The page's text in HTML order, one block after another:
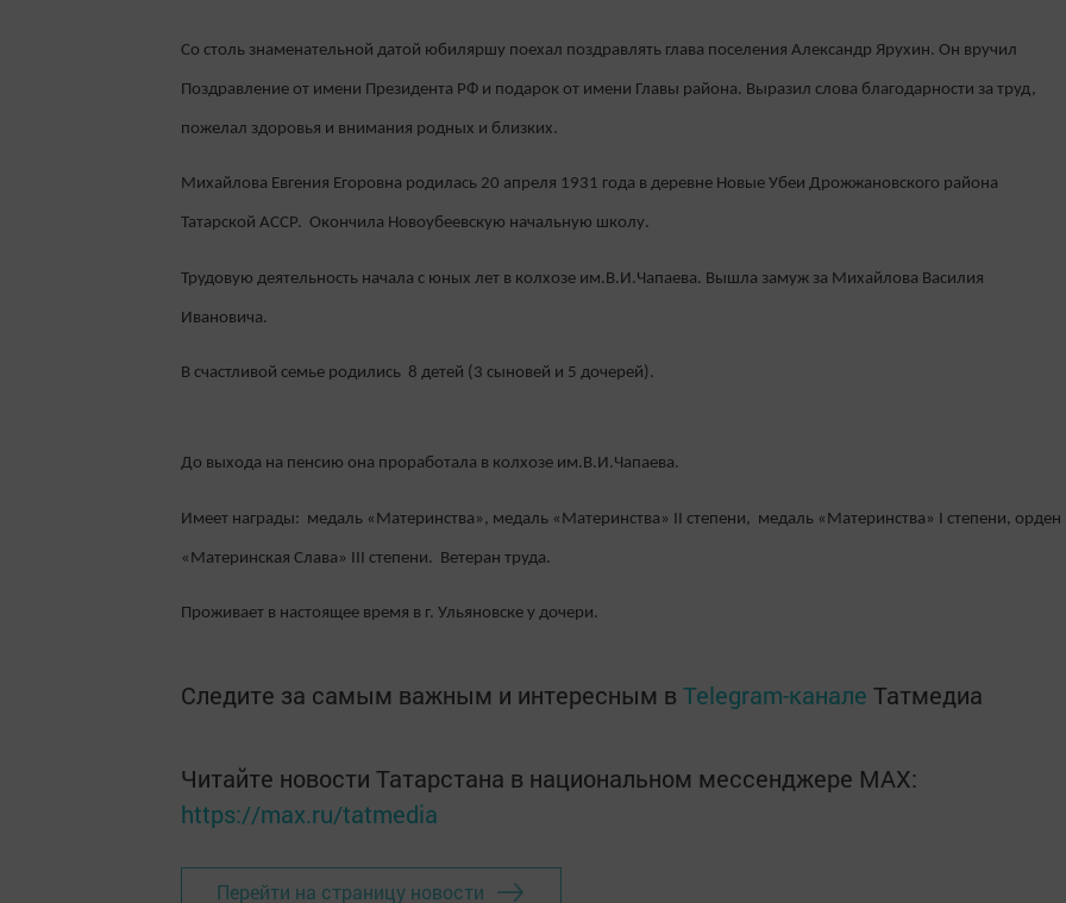
Со столь знаменательной датой юбиляршу поехал поздравлять глава поселения Александр Ярухин. Он вручил
Поздравление от имени Президента РФ и подарок от имени Главы района. Выразил слова благодарности за труд,
пожелал здоровья и внимания родных и близких.
Михайлова Евгения Егоровна родилась 20 апреля 1931 года в деревне Новые Убеи Дрожжановского района
Татарской АССР. Окончила Новоубеевскую начальную школу.
Трудовую деятельность начала с юных лет в колхозе им.В.И.Чапаева. Вышла замуж за Михайлова Василия
Ивановича.
В счастливой семье родились 8 детей (3 сыновей и 5 дочерей).
До выхода на пенсию она проработала в колхозе им.В.И.Чапаева.
Имеет награды: медаль «Материнства», медаль «Материнства» II степени, медаль «Материнства» I степени, орден
«Материнская Слава» III степени. Ветеран труда.
Проживает в настоящее время в г. Ульяновске у дочери.
Следите за самым важным и интересным в Telegram-канале Татмедиа
Читайте новости Татарстана в национальном мессенджере MАХ:
https://max.ru/tatmedia
Перейти на страницу новости